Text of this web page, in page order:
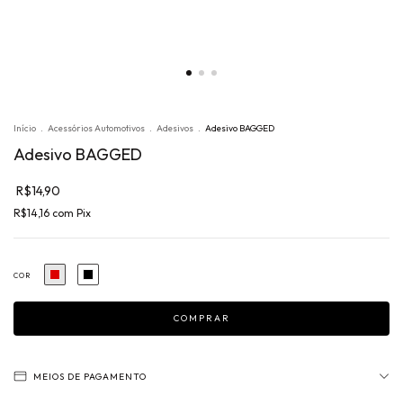
Início . Acessórios Automotivos . Adesivos . Adesivo BAGGED
Adesivo BAGGED
R$14,90
R$14,16 com Pix
COR
MEIOS DE PAGAMENTO